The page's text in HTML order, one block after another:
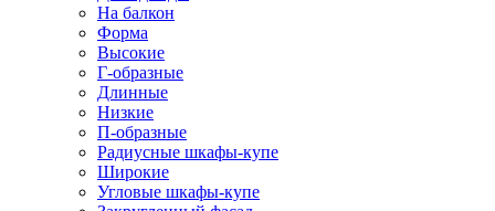
На балкон
Форма
Высокие
Г-образные
Длинные
Низкие
П-образные
Радиусные шкафы-купе
Широкие
Угловые шкафы-купе